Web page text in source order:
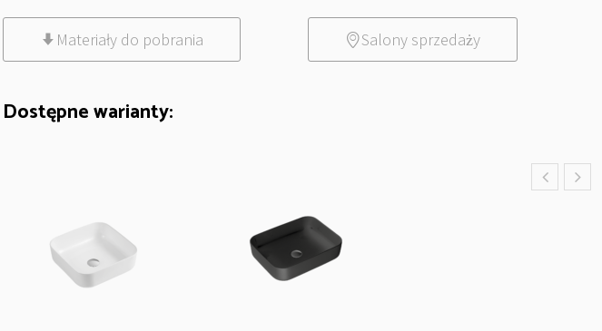
Materiały do pobrania Salony sprzedaży
Dostępne warianty: